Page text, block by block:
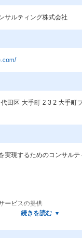
サルティング株式会社
田区 大手町 2-3-2 大手町
実現するためのコンサルテ
ービスの提供
国のインフラと数々の日